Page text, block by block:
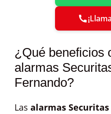
¿Qué beneficios
alarmas
Fernando?
Las alarmas